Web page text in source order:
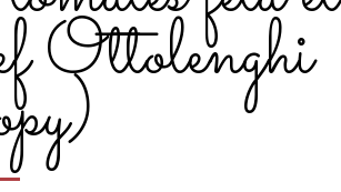
Ottolenghi